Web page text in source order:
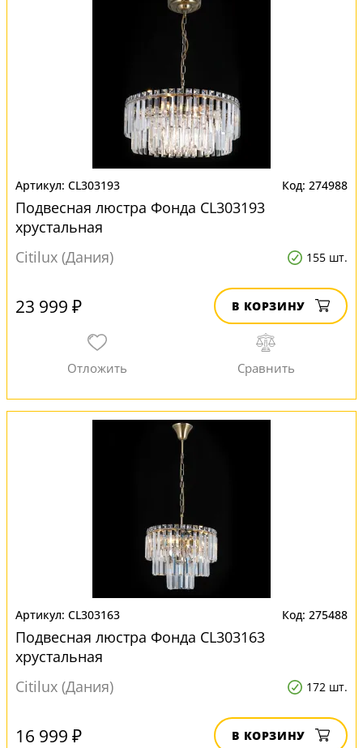
CL303193 274988
Подвесная люстра Фонда CL303193
хрустальная
Citilux (Дания)
155 шт.
23 999 ₽ В КОРЗИНУ
CL303163 275488
Подвесная люстра Фонда CL303163
хрустальная
Citilux (Дания)
172 шт.
16 999 ₽ В КОРЗИНУ